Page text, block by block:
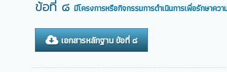
ข้อที่ ๘ มีโครงการหรือกิจกรรมการดำเนินการเพื่อรักษาคว
เอกสารหลักฐาน ข้อที่ ๘